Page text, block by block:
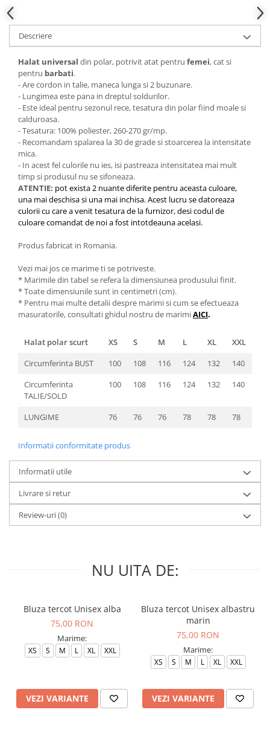
Descriere
Halat universal din polar, potrivit atat pentru femei, cat si
pentru barbati.
- Are cordon in talie, maneca lunga si 2 buzunare.
- Lungimea este pana in dreptul soldurilor.
- Este ideal pentru sezonul rece, tesatura din polar fiind moale si
calduroasa.
- Tesatura: 100% poliester, 260-270 gr/mp.
- Recomandam spalarea la 30 de grade si stoarcerea la intensitate
mica.
- In acest fel culorile nu ies, isi pastreaza intensitatea mai mult
timp si produsul nu se sifoneaza.
ATENTIE: pot exista 2 nuante diferite pentru aceasta culoare,
una mai deschisa si una mai inchisa. Acest lucru se datoreaza
culorii cu care a venit tesatura de la furnizor, desi codul de
culoare comandat de noi a fost intotdeauna acelasi.
Produs fabricat in Romania.
Vezi mai jos ce marime ti se potriveste.
* Marimile din tabel se refera la dimensiunea produsului finit.
* Toate dimensiunile sunt in centimetri (cm).
* Pentru mai multe detalii despre marimi si cum se efectueaza
masuratorile, consultati ghidul nostru de marimiAICI.
Halat polar scurt XS S M L XL
XXL
Circumferinta BUST
100 108 116 124 132
140
Circumferinta
TALIE/SOLD
100 108 116 124 132 140
LUNGIME 76 76 76 78 78 78
Informatii conformitate produs
Informatii utile
Livrare si retur
Review-uri(0)
NU UITA DE:
Bluza tercot Unisex alba
75,00 RON
Marime:
XS S M L XL XXL
VEZI VARIANTE
Bluza tercot Unisex albastru
marin
75,00 RON
Marime:
XS S M L XL XXL
VEZI VARIANTE